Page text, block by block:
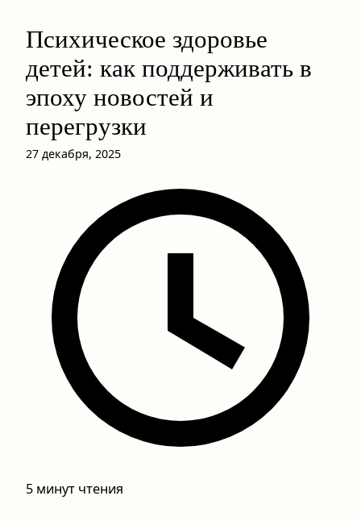
Психическое здоровье
детей: как поддерживать в
эпоху новостей и
перегрузки
27 декабря, 2025
5 минут чтения